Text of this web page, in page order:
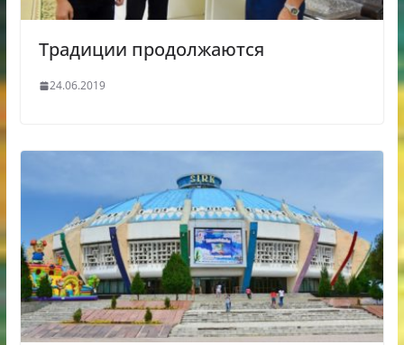
Традиции продолжаются
24.06.2019